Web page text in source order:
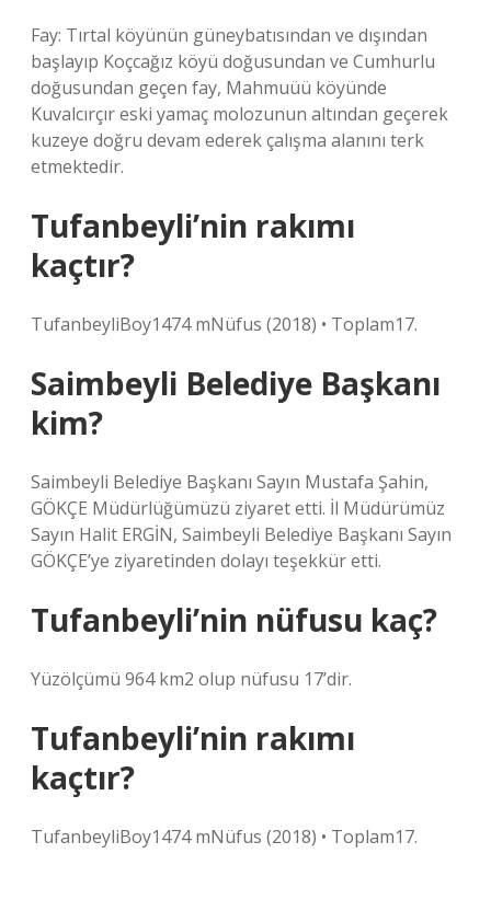
Fay: Tırtal köyünün güneybatısından ve dışından
başlayıp Koçcağız köyü doğusundan ve Cumhurlu
doğusundan geçen fay, Mahmuüü köyünde
Kuvalcırçır eski yamaç molozunun altından geçerek
kuzeye doğru devam ederek çalışma alanını terk
etmektedir.
Tufanbeyli’nin rakımı
kaçtır?
TufanbeyliBoy1474 mNüfus (2018) • Toplam17.
Saimbeyli Belediye Başkanı
kim?
Saimbeyli Belediye Başkanı Sayın Mustafa Şahin,
GÖKÇE Müdürlüğümüzü ziyaret etti. İl Müdürümüz
Sayın Halit ERGİN, Saimbeyli Belediye Başkanı Sayın
GÖKÇE’ye ziyaretinden dolayı teşekkür etti.
Tufanbeyli’nin nüfusu kaç?
Yüzölçümü 964 km2 olup nüfusu 17’dir.
Tufanbeyli’nin rakımı
kaçtır?
TufanbeyliBoy1474 mNüfus (2018) • Toplam17.